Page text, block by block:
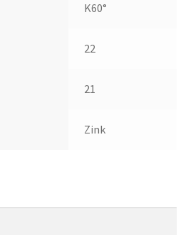
K60°
22
21
Zink